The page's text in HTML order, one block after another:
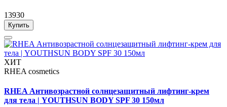
13930
Купить
ХИТ
RHEA cosmetics
RHEA Антивозрастной солнцезащитный лифтинг-крем
для тела | YOUTHSUN BODY SPF 30 150мл